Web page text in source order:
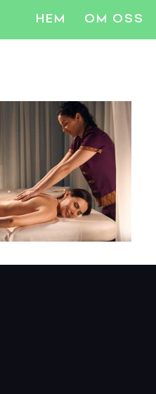
HEM OM OSS